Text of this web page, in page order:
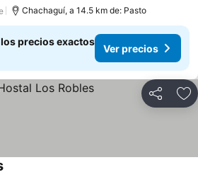
Chachaguí, a 14.5 km de: Pasto
precios exactos
Ver precios
Compartir
Ver precios